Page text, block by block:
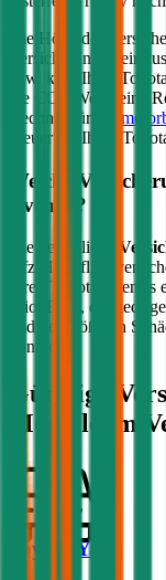
Die Höhe der
Versicherung
bzw. kW) Ihres
Toyota
die CO2-Werte eine
Rechner für die
Steuer für Ihren Toyota
Welche
Avensis ?
Die gesetzliche
Kfz-
Ihren Toyota Avensis
Mio. Euro, da
und bei größeren
könnte.
Günstige
Modelle im
Toyota Yaris